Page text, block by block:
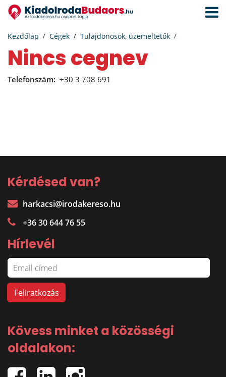
Kezdőlap Cégek Tulajdonosok, üzemeltetők
nincs cegnev
Telefonszám: +30 3 708 691
Kérdésed van?
harkacsi@irodakereso.hu
+36 30 644 76 55
Hírlevél
Kövess minket a közösségi
oldalakon: